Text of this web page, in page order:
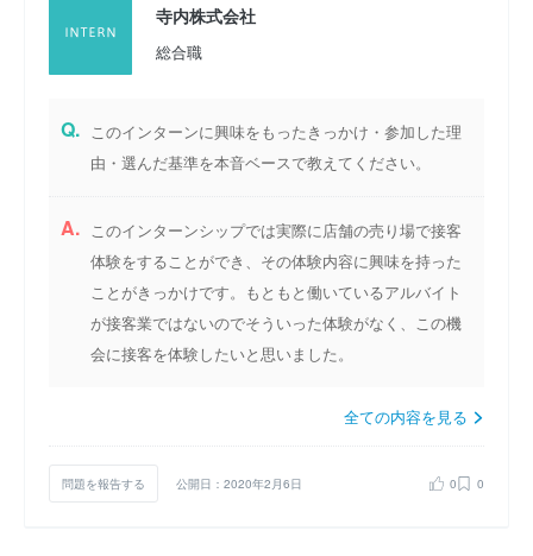
寺内株式会社
総合職
Q. このインターンに興味をもったきっかけ・参加した理
由・選んだ基準を本音ベースで教えてください。
A. このインターンシップでは実際に店舗の売り場で接客
体験をすることができ、その体験内容に興味を持った
ことがきっかけです。もともと働いているアルバイト
が接客業ではないのでそういった体験がなく、この機
会に接客を体験したいと思いました。
全ての内容を見る
問題を報告する 公開日：2020年2月6日 0 0